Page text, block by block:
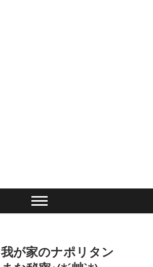
が家のナポリタン